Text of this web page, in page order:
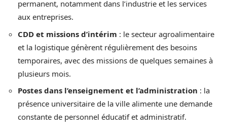
permanent, notamment dans l’industrie et les services
aux entreprises.
CDD et missions d’intérim : le secteur agroalimentaire
et la logistique génèrent régulièrement des besoins
temporaires, avec des missions de quelques semaines à
plusieurs mois.
Postes dans l’enseignement et l’administration : la
présence universitaire de la ville alimente une demande
constante de personnel éducatif et administratif.